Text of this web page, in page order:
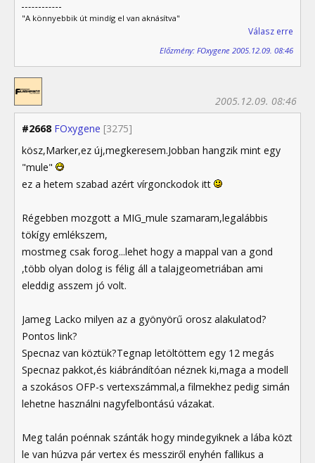
"A könnyebbik út mindíg el van aknásítva"
Válasz erre
Előzmény: FOxygene 2005.12.09. 08:46
#2668 FOxygene [3275]
2005.12.09. 08:46
kösz,Marker,ez új,megkeresem.Jobban hangzik mint egy
"mule"
ez a hetem szabad azért vírgonckodok itt
Régebben mozgott a MIG_mule szamaram,legalábbis
tökígy emlékszem,
mostmeg csak forog...lehet hogy a mappal van a gond
,több olyan dolog is félig áll a talajgeometriában ami
eleddig asszem jó volt.
Jameg Lacko milyen az a gyönyörű orosz alakulatod?
Pontos link?
Specnaz van köztük?Tegnap letöltöttem egy 12 megás
Specnaz pakkot,és kiábrándítóan néznek ki,maga a modell
a szokásos OFP-s vertexszámmal,a filmekhez pedig simán
lehetne használni nagyfelbontású vázakat.
Meg talán poénnak szánták hogy mindegyiknek a lába közt
le van húzva pár vertex és messziről enyhén fallikus a